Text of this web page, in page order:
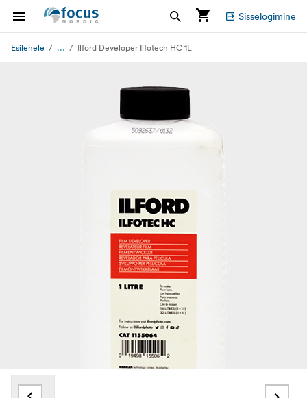
Sisselogimine
Esilehele ... Ilford Developer Ilfotech HC 1L